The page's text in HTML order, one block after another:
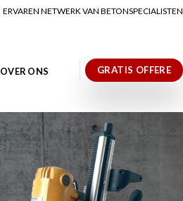
ERVAREN NETWERK VAN BETONSPECIALISTEN
OVER ONS GRATIS OFFERE